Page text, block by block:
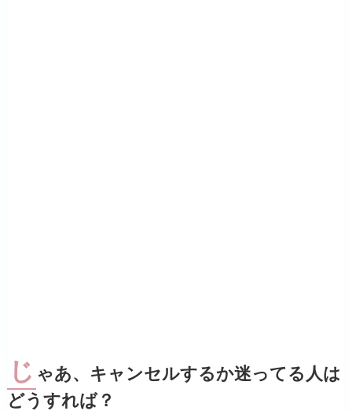
じ ゃあ、キャンセルするか迷ってる人は
どうすれば？